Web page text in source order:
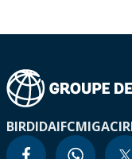
BIRDIDAIFCMIGA